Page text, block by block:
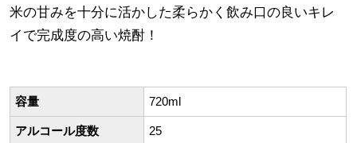
米の甘みを十分に活かした柔らかく飲み口の良いキレ
イで完成度の高い焼酎！
容量 720ml
アルコール度数 25